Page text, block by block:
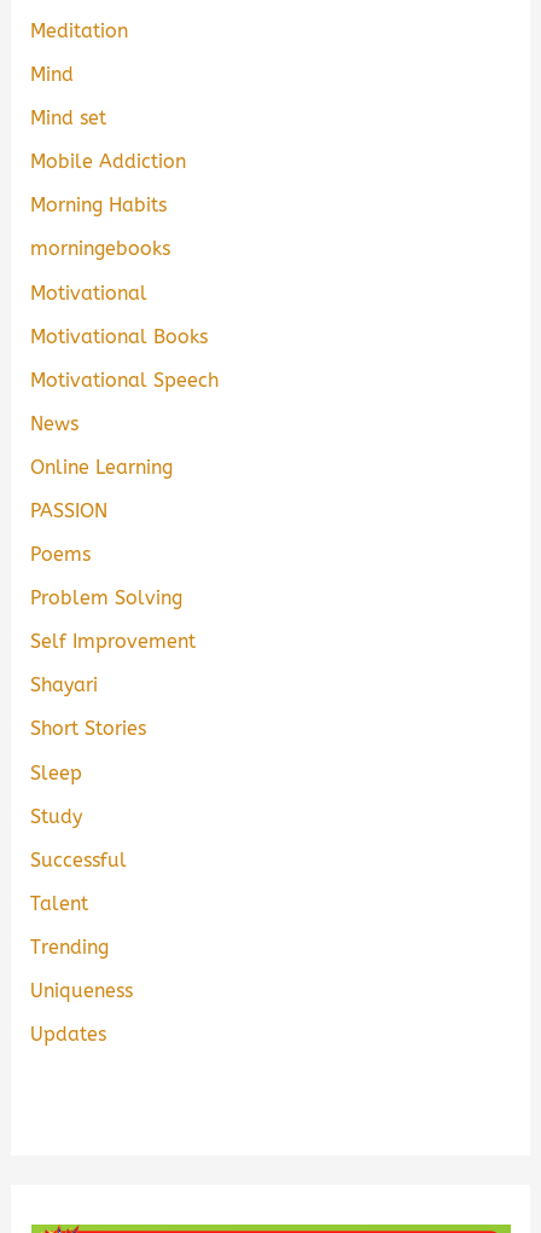
Meditation
Mind
Mind set
Mobile Addiction
Morning Habits
morningebooks
Motivational
Motivational Books
Motivational Speech
News
Online Learning
PASSION
Poems
Problem Solving
Self Improvement
Shayari
Short Stories
Sleep
Study
Successful
Talent
Trending
Uniqueness
Updates